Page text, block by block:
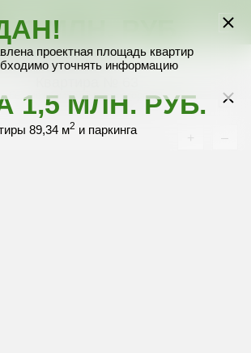
без межкомнатных перегородок
+ –
Выбрать квартиру
Выбрать квартиру
Выбрать квартиру
Выбрать квартиру
Выбрать квартиру
1 МЛН. РУБ.
квартиры 89,34 м2
1,5 МЛН. РУБ.
89,34 м2 и паркинга
проектная площадь квартир
уточнять информацию